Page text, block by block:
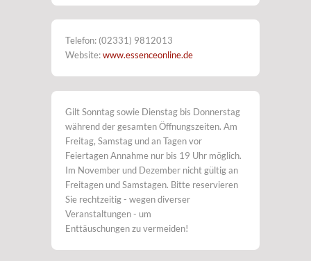
Telefon: (02331) 9812013
Website:www.essenceonline.de
Gilt Sonntag sowie Dienstag bis Donnerstag
während der gesamten Öffnungszeiten. Am
Freitag, Samstag und an Tagen vor
Feiertagen Annahme nur bis 19 Uhr möglich.
Im November und Dezember nicht gültig an
Freitagen und Samstagen. Bitte reservieren
Sie rechtzeitig - wegen diverser
Veranstaltungen - um
Enttäuschungen zu vermeiden!